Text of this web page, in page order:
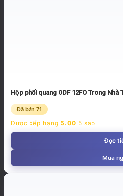
Hộp phối quang ODF 12FO Trong Nhà
Đã bán 71
Được xếp hạng 5.00 5 sao
Đọc
Mua